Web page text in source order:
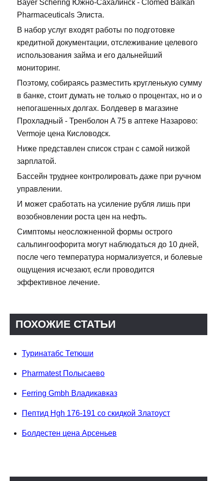
Bayer Schering Южно-Сахалинск - Clomed Balkan
Pharmaceuticals Элиста.
В набор услуг входят работы по подготовке
кредитной документации, отслеживание целевого
использования займа и его дальнейший
мониторинг.
Поэтому, собираясь разместить кругленькую сумму
в банке, стоит думать не только о процентах, но и о
непогашенных долгах. Болдевер в магазине
Прохладный - Тренболон A 75 в аптеке Назарово:
Vermoje цена Кисловодск.
Ниже представлен список стран с самой низкой
зарплатой.
Бассейн труднее контролировать даже при ручном
управлении.
И может сработать на усиление рубля лишь при
возобновлении роста цен на нефть.
Симптомы неосложненной формы острого
сальпингоофорита могут наблюдаться до 10 дней,
после чего температура нормализуется, и болевые
ощущения исчезают, если проводится
эффективное лечение.
ПОХОЖИЕ СТАТЬИ
Туринатабс Тетюши
Pharmatest Полысаево
Ferring Gmbh Владикавказ
Пептид Hgh 176-191 со скидкой Златоуст
Болдестен цена Арсеньев